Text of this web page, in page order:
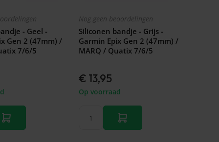
- Geel -
Gen 2 (47mm) /
7/6/5
Nog geen beoordelingen
Siliconen bandje - Grijs -
Garmin Epix Gen 2 (47mm) /
MARQ / Quatix 7/6/5
€ 13,95
Op voorraad